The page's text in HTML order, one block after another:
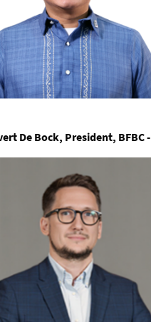
De Bock, President, BFBC -